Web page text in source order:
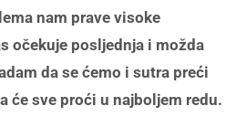
nam prave visoke
očekuje posljednja i možda
da se ćemo i sutra preći
će sve proći u najboljem redu.